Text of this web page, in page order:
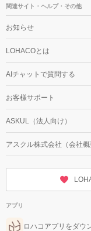
関連サイト・ヘルプ・その他
お知らせ
LOHACOとは
AIチャットで質問する
お客様サポート
ASKUL（法人向け）
アスクル株式会社（会社概
アプリ
ロハコアプリをダウ